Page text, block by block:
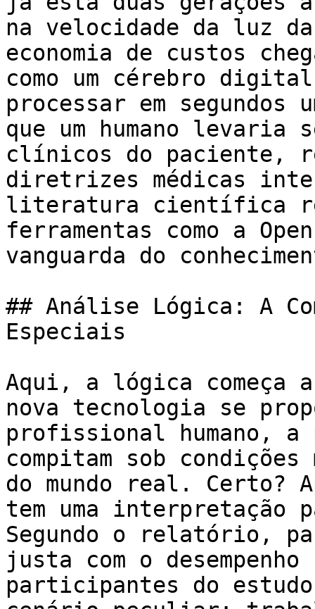
na velocidade da luz
economia de custos
como um cérebro
processar em segundos
que um humano levaria
clínicos do paciente,
diretrizes médicas
literatura científica
ferramentas como a
vanguarda do
## Análise Lógica: A
Especiais
Aqui, a lógica começa
nova tecnologia se
profissional humano, a
compitam sob
do mundo real. Certo?
tem uma interpretação
Segundo o relatório,
justa com o
participantes do estudo